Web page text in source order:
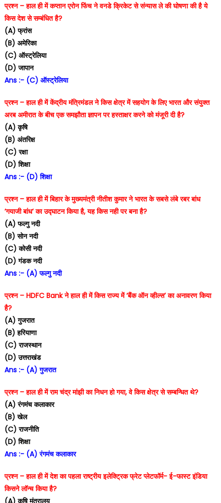
प्रश्न – हाल ही में कप्तान एरोन फिंच ने वनडे क्रिकेट से संन्यास ले की घोषणा की है ये
किस देश से सम्बंधित है?
(A) फ्रांस
(B) अमेरिका
(C) ऑस्ट्रेलिया
(D) जापान
Ans :- (C) ऑस्ट्रेलिया
प्रश्न – हाल ही में केंद्रीय मंत्रिमंडल ने किस क्षेत्र में सहयोग के लिए भारत और संयुक्त
अरब अमीरात के बीच एक समझौता ज्ञापन पर हस्ताक्षर करने को मंजूरी दी है?
(A) कृषि
(B) अंतरिक्ष
(C) रक्षा
(D) शिक्षा
Ans :- (D) शिक्षा
प्रश्न – हाल ही में बिहार के मुख्यमंत्री नीतीश कुमार ने भारत के सबसे लंबे रबर बांध
‘गयाजी बांध‘ का उद्घाटन किया है, यह किस नही पर बना है?
(A) फल्गु नदी
(B) सोन नदी
(C) कोसी नदी
(D) गंडक नदी
Ans :- (A) फल्गु नदी
प्रश्न – HDFC Bank ने हाल ही में किस राज्य में ‘बैंक ऑन व्हील्स’ का अनावरण किया
है?
(A) गुजरात
(B) हरियाणा
(C) राजस्थान
(D) उत्तराखंड
Ans :- (A) गुजरात
प्रश्न – हाल ही में राम चंद्र मांझी का निधन हो गया, वे किस क्षेत्र से सम्बन्धित थे?
(A) रंगमंच कलाकार
(B) खेल
(C) राजनीति
(D) शिक्षा
Ans :- (A) रंगमंच कलाकार
प्रश्न – हाल ही में देश का पहला राष्ट्रीय इलेक्ट्रिक फ्रेट प्लेटफॉर्म- ई-फास्ट इंडिया
किसने लॉन्च किया है?
(A) कृषि मंत्रालय